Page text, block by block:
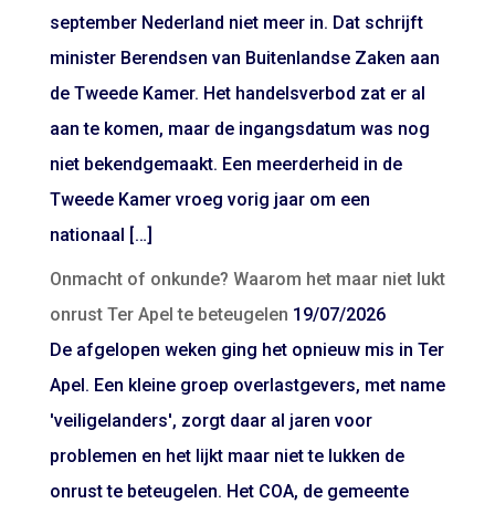
september Nederland niet meer in. Dat schrijft
minister Berendsen van Buitenlandse Zaken aan
de Tweede Kamer. Het handelsverbod zat er al
aan te komen, maar de ingangsdatum was nog
niet bekendgemaakt. Een meerderheid in de
Tweede Kamer vroeg vorig jaar om een
nationaal […]
Onmacht of onkunde? Waarom het maar niet lukt
onrust Ter Apel te beteugelen 19/07/2026
De afgelopen weken ging het opnieuw mis in Ter
Apel. Een kleine groep overlastgevers, met name
'veiligelanders', zorgt daar al jaren voor
problemen en het lijkt maar niet te lukken de
onrust te beteugelen. Het COA, de gemeente